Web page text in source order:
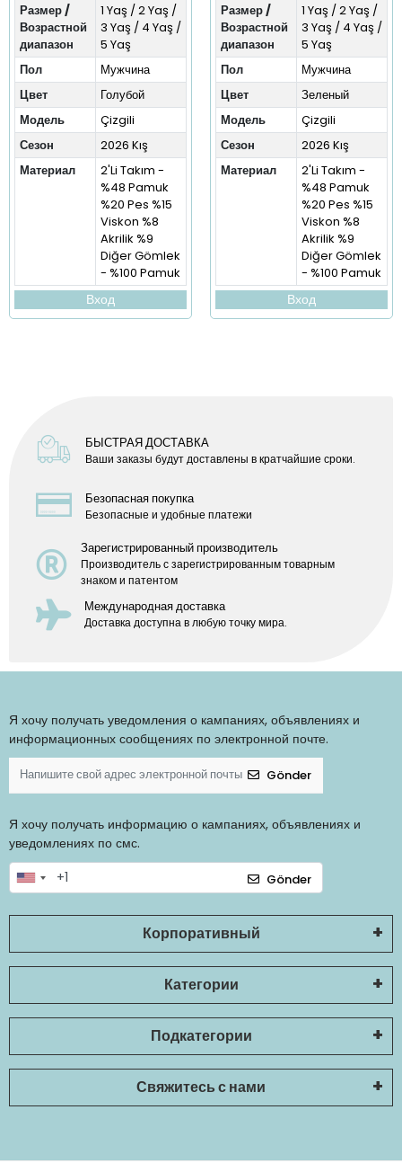
Размер /
Возрастной
диапазон
1 Yaş / 2 Yaş /
3 Yaş / 4 Yaş /
5 Yaş
Пол
Мужчина
Цвет
Голубой
Модель
Çizgili
Сезон
2026 Kış
Материал
2'Li Takım -
%48 Pamuk
%20 Pes %15
Viskon %8
Akrilik %9
Diğer Gömlek
- %100 Pamuk
Вход
Размер /
Возрастной
диапазон
1 Yaş / 2 Yaş /
3 Yaş / 4 Yaş /
5 Yaş
Пол
Мужчина
Цвет
Зеленый
Модель
Çizgili
Сезон
2026 Kış
Материал
2'Li Takım -
%48 Pamuk
%20 Pes %15
Viskon %8
Akrilik %9
Diğer Gömlek
- %100 Pamuk
Вход
БЫСТРАЯ ДОСТАВКА
Ваши заказы будут доставлены в кратчайшие сроки.
Безопасная покупка
Безопасные и удобные платежи
Зарегистрированный производитель
Производитель с зарегистрированным товарным
знаком и патентом
Международная доставка
Доставка доступна в любую точку мира.
Я хочу получать уведомления о кампаниях, объявлениях и
информационных сообщениях по электронной почте.
Gönder
Я хочу получать информацию о кампаниях, объявлениях и
уведомлениях по смс.
Gönder
Корпоративный
Категории
Подкатегории
Свяжитесь с нами